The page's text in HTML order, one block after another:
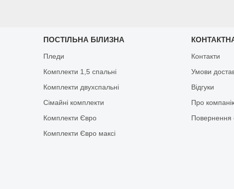
ПОСТІЛЬНА БІЛИЗНА
Пледи
Комплекти 1,5 спальні
Комплекти двухспальні
Сімайні комплекти
Комплекти Євро
Комплекти Євро максі
Контакти
Умови
Відгуки
Про
Повернення